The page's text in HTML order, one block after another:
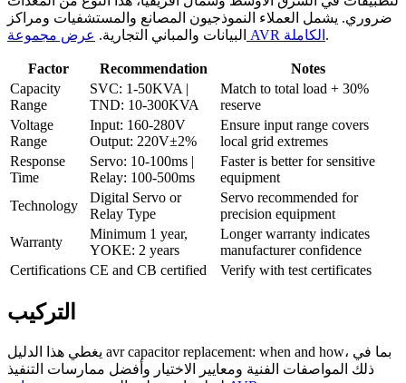
ضروري. يشمل العملاء النموذجيون المصانع والمستشفيات ومراكز
البيانات والمباني التجارية.
عرض مجموعة AVR الكاملة .
Factor Recommendation
Notes
Capacity
Range
SVC: 1-50KVA |
TND: 10-300KVA
Match to total load + 30%
reserve
Voltage
Range
Input: 160-280V
Output: 220V±2%
Ensure input range covers
local grid extremes
Response
Time
Servo: 10-100ms |
Relay: 100-500ms
Faster is better for sensitive
equipment
Technology
Digital Servo or
Relay Type
Servo recommended for
precision equipment
Warranty
Minimum 1 year,
YOKE: 2 years
Longer warranty indicates
manufacturer confidence
Certifications CE and CB certified Verify with test certificates
التركيب
يغطي هذا الدليل avr capacitor replacement: when and how، بما في
ذلك المواصفات الفنية ومعايير الاختيار وأفضل ممارسات التنفيذ